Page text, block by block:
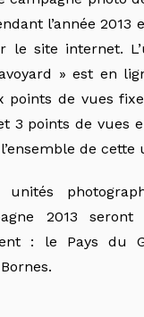
l’année 2013
le site internet.
» est en
points de vues
3 points de vues
de cette
2013 seront
: le Pays du